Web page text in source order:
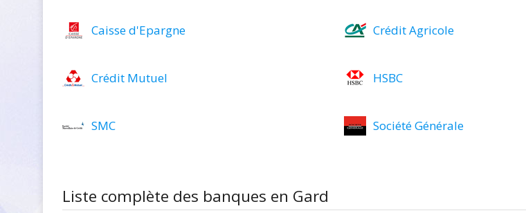
Caisse d'Epargne Crédit Agricole
Crédit Mutuel HSBC
SMC Société Générale
Liste complète des banques en Gard